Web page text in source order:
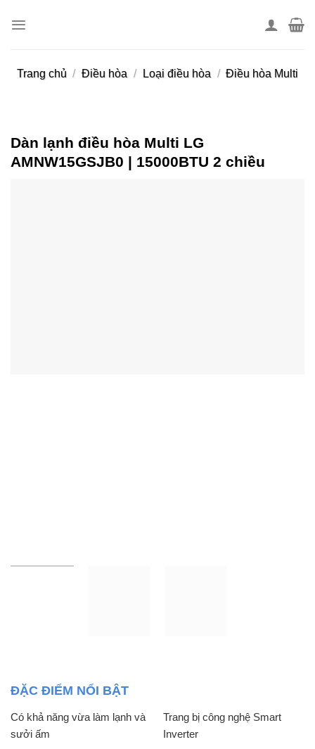
Trang chủ / Điều hòa / Loại điều hòa / Điều hòa Multi
Dàn lạnh điều hòa Multi LG
AMNW15GSJB0 | 15000BTU 2 chiều
ĐẶC ĐIỂM NỔI BẬT
Có khả năng vừa làm lạnh và
sưởi ấm
Trang bị công nghệ Smart
Inverter